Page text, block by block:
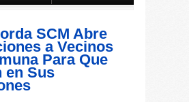
SCM Abre
a Vecinos
Para Que
en Sus